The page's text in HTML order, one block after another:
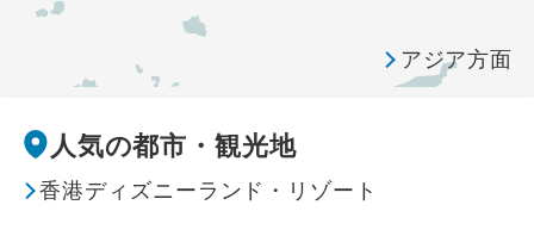
テーマパーク
ウェブ限定
アジア方面
人気の都市・観光地
香港ディズニーランド・リゾート